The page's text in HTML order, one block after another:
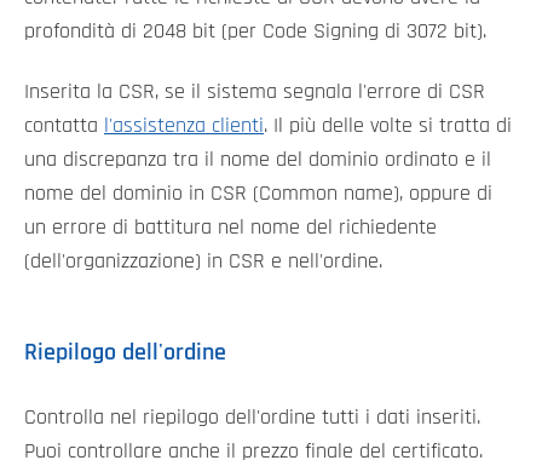
profondità di 2048 bit (per Code Signing di 3072 bit).
Inserita la CSR, se il sistema segnala l'errore di CSR
contatta
l'assistenza clienti. Il più delle volte si tratta di
una discrepanza tra il nome del dominio ordinato e il
nome del dominio in CSR (Common name), oppure di
un errore di battitura nel nome del richiedente
(dell'organizzazione) in CSR e nell'ordine.
Riepilogo dell'ordine
Controlla nel riepilogo dell'ordine tutti i dati inseriti.
Puoi controllare anche il prezzo finale del certificato.